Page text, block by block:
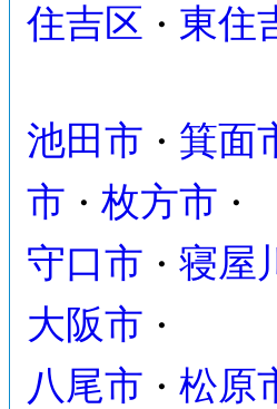
住吉区 ・ 東住
池田市 ・ 箕面
市 ・ 枚方市 ・
守口市 ・ 寝屋
大阪市 ・
八尾市 ・ 松原